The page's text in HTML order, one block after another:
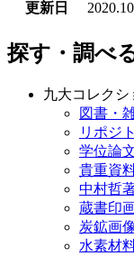
更新日
探す・調べ
九大コレクシ
図書・
リポジ
学位論
貴重資
中村哲
蔵書印
炭鉱画
水素材